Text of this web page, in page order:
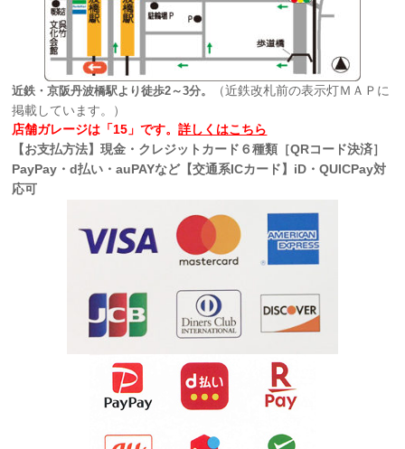
近鉄・京阪丹波橋駅より徒歩2～3分。
（近鉄改札前の表示灯ＭＡＰに
掲載しています。）
店舗ガレージは「15」です。詳しくはこちら
【お支払方法】現金・クレジットカード６種類［QRコード決済］
PayPay・d払い・auPAYなど【交通系ICカード】iD・QUICPay対
応可